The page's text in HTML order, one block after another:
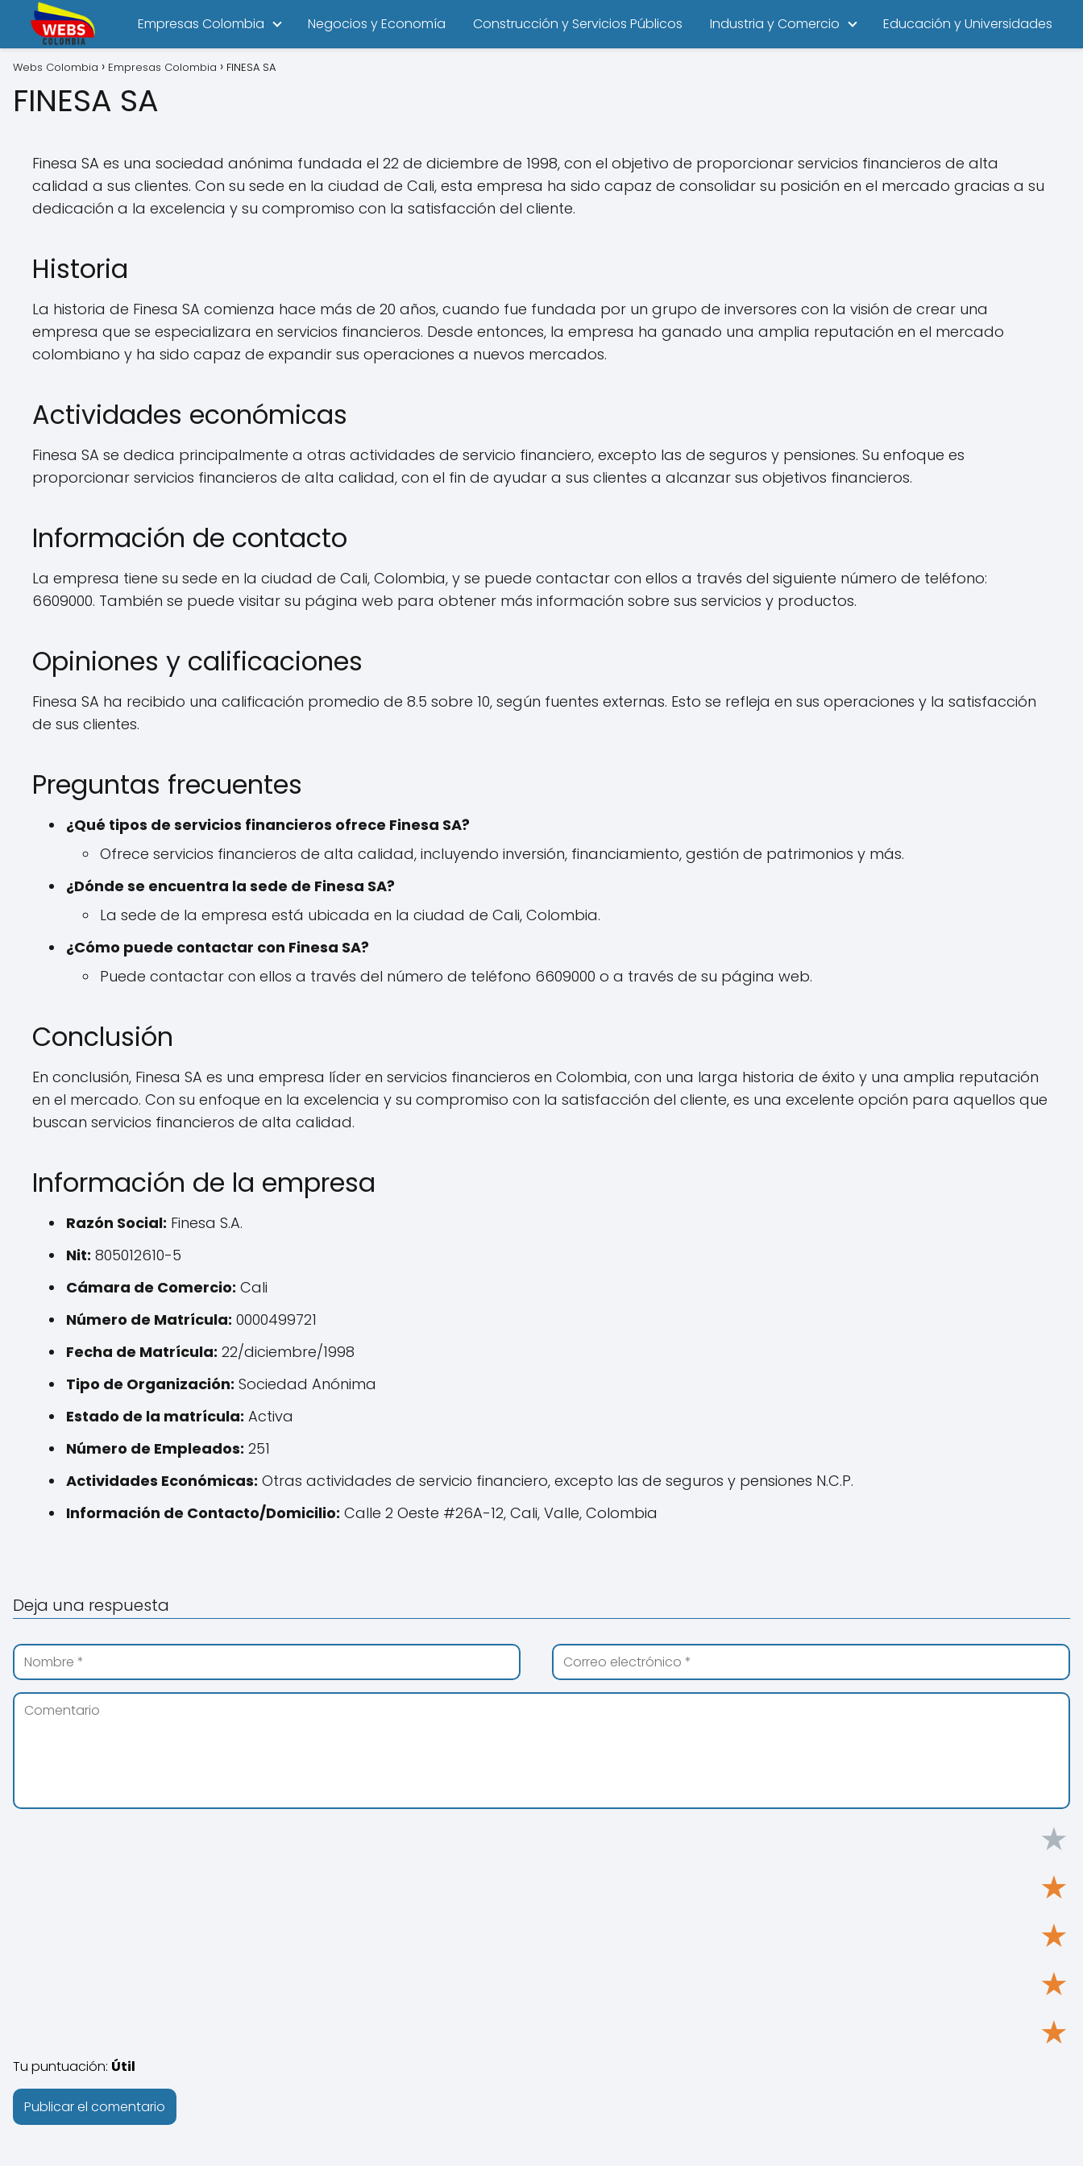
Empresas Colombia Negocios y Economía Construcción y Servicios Públicos Industria y Comercio Educación y Universidades
Webs Colombia Empresas Colombia FINESA SA
FINESA SA
Finesa SA es una sociedad anónima fundada el 22 de diciembre de 1998, con el objetivo de proporcionar servicios financieros de alta
calidad a sus clientes. Con su sede en la ciudad de Cali, esta empresa ha sido capaz de consolidar su posición en el mercado gracias a su
dedicación a la excelencia y su compromiso con la satisfacción del cliente.
Historia
La historia de Finesa SA comienza hace más de 20 años, cuando fue fundada por un grupo de inversores con la visión de crear una
empresa que se especializara en servicios financieros. Desde entonces, la empresa ha ganado una amplia reputación en el mercado
colombiano y ha sido capaz de expandir sus operaciones a nuevos mercados.
Actividades económicas
Finesa SA se dedica principalmente a otras actividades de servicio financiero, excepto las de seguros y pensiones. Su enfoque es
proporcionar servicios financieros de alta calidad, con el fin de ayudar a sus clientes a alcanzar sus objetivos financieros.
Información de contacto
La empresa tiene su sede en la ciudad de Cali, Colombia, y se puede contactar con ellos a través del siguiente número de teléfono:
6609000. También se puede visitar su página web para obtener más información sobre sus servicios y productos.
Opiniones y calificaciones
Finesa SA ha recibido una calificación promedio de 8.5 sobre 10, según fuentes externas. Esto se refleja en sus operaciones y la satisfacción
de sus clientes.
Preguntas frecuentes
¿Qué tipos de servicios financieros ofrece Finesa SA?
Ofrece servicios financieros de alta calidad, incluyendo inversión, financiamiento, gestión de patrimonios y más.
¿Dónde se encuentra la sede de Finesa SA?
La sede de la empresa está ubicada en la ciudad de Cali, Colombia.
¿Cómo puede contactar con Finesa SA?
Puede contactar con ellos a través del número de teléfono 6609000 o a través de su página web.
Conclusión
En conclusión, Finesa SA es una empresa líder en servicios financieros en Colombia, con una larga historia de éxito y una amplia reputación
en el mercado. Con su enfoque en la excelencia y su compromiso con la satisfacción del cliente, es una excelente opción para aquellos que
buscan servicios financieros de alta calidad.
Información de la empresa
Razón Social: Finesa S.A.
Nit: 805012610-5
Cámara de Comercio: Cali
Número de Matrícula: 0000499721
Fecha de Matrícula: 22/diciembre/1998
Tipo de Organización: Sociedad Anónima
Estado de la matrícula: Activa
Número de Empleados: 251
Actividades Económicas: Otras actividades de servicio financiero, excepto las de seguros y pensiones N.C.P.
Información de Contacto/Domicilio: Calle 2 Oeste #26A-12, Cali, Valle, Colombia
Deja una respuesta
★
★
★
★
★
Tu puntuación: Útil